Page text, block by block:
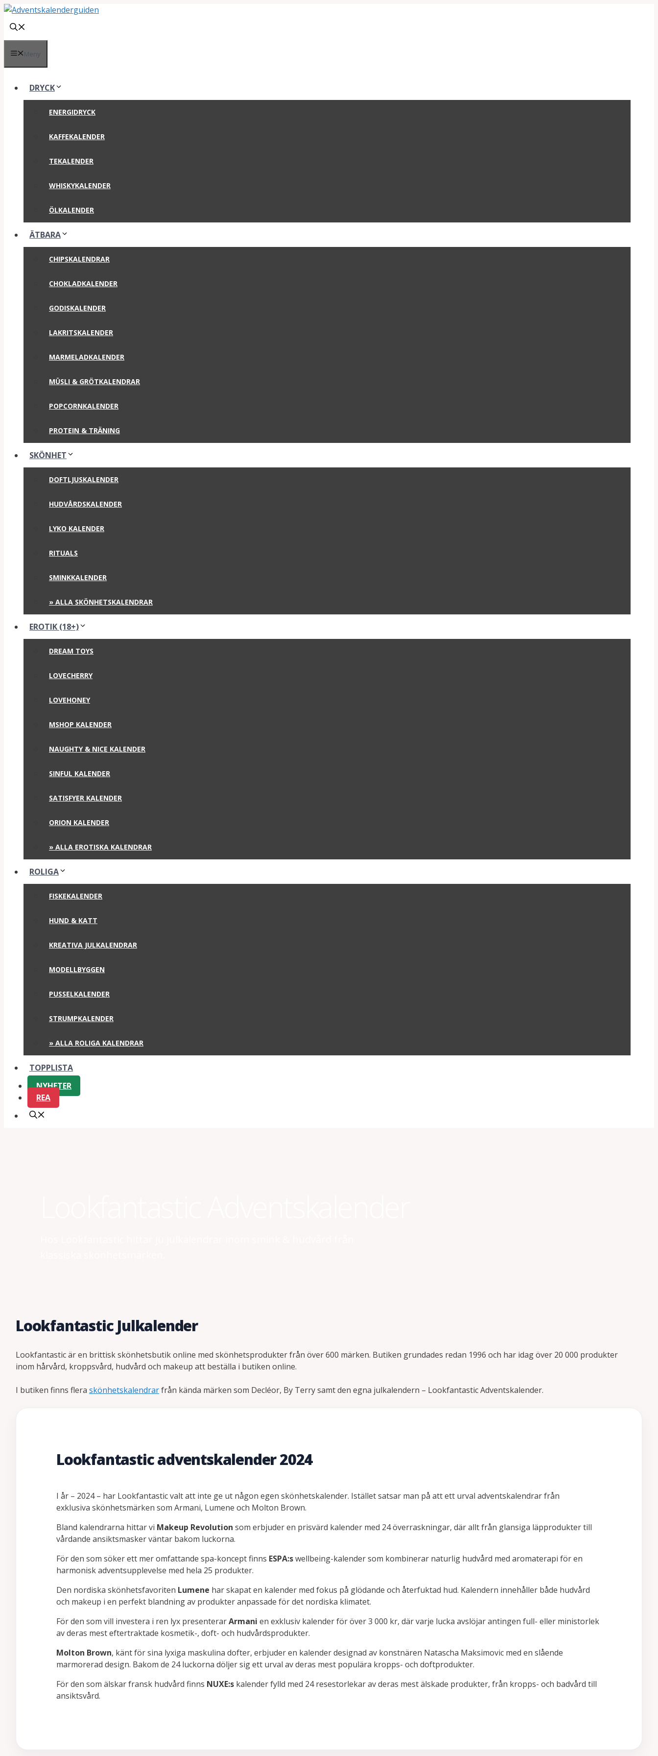
Hoppa
till
innehåll
Meny
DRYCK
ENERGIDRYCK
KAFFEKALENDER
TEKALENDER
WHISKYKALENDER
ÖLKALENDER
ÄTBARA
CHIPSKALENDRAR
CHOKLADKALENDER
GODISKALENDER
LAKRITSKALENDER
MARMELADKALENDER
MÜSLI & GRÖTKALENDRAR
POPCORNKALENDER
PROTEIN & TRÄNING
SKÖNHET
DOFTLJUSKALENDER
HUDVÅRDSKALENDER
LYKO KALENDER
RITUALS
SMINKKALENDER
» ALLA SKÖNHETSKALENDRAR
EROTIK (18+)
DREAM TOYS
LOVECHERRY
LOVEHONEY
MSHOP KALENDER
NAUGHTY & NICE KALENDER
SINFUL KALENDER
SATISFYER KALENDER
ORION KALENDER
» ALLA EROTISKA KALENDRAR
ROLIGA
FISKEKALENDER
HUND & KATT
KREATIVA JULKALENDRAR
MODELLBYGGEN
PUSSELKALENDER
STRUMPKALENDER
» ALLA ROLIGA KALENDRAR
TOPPLISTA
NYHETER
REA
Lookfantastic Julkalender
Lookfantastic är en brittisk skönhetsbutik online med skönhetsprodukter från över 600 märken. Butiken grundades redan 1996 och har idag över 20 000 produkter
inom hårvård, kroppsvård, hudvård och makeup att beställa i butiken online.
I butiken finns flera skönhetskalendrarfrån kända märken som Decléor, By Terry samt den egna julkalendern – Lookfantastic Adventskalender.
Lookfantastic adventskalender 2024
I år – 2024 – har Lookfantastic valt att inte ge ut någon egen skönhetskalender. Istället satsar man på att ett urval adventskalendrar från
exklusiva skönhetsmärken som Armani, Lumene och Molton Brown.
Bland kalendrarna hittar vi Makeup Revolution som erbjuder en prisvärd kalender med 24 överraskningar, där allt från glansiga läpprodukter till
vårdande ansiktsmasker väntar bakom luckorna.
För den som söker ett mer omfattande spa-koncept finns ESPA:swellbeing-kalender som kombinerar naturlig hudvård med aromaterapi för en
harmonisk adventsupplevelse med hela 25 produkter.
Den nordiska skönhetsfavoriten Lumene har skapat en kalender med fokus på glödande och återfuktad hud. Kalendern innehåller både hudvård
och makeup i en perfekt blandning av produkter anpassade för det nordiska klimatet.
För den som vill investera i ren lyx presenterarArmani en exklusiv kalender för över 3 000 kr, där varje lucka avslöjar antingen full- eller ministorlek
av deras mest eftertraktade kosmetik-, doft- och hudvårdsprodukter.
Molton Brown, känt för sina lyxiga maskulina dofter, erbjuder en kalender designad av konstnären Natascha Maksimovic med en slående
marmorerad design. Bakom de 24 luckorna döljer sig ett urval av deras mest populära kropps- och doftprodukter.
För den som älskar fransk hudvård finns NUXE:s kalender fylld med 24 resestorlekar av deras mest älskade produkter, från kropps- och badvård till
ansiktsvård.